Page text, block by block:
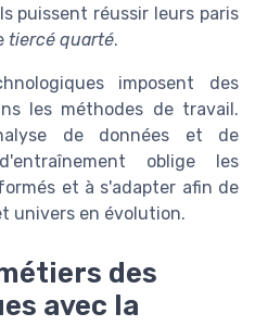
puissent réussir leurs paris
tiercé quarté.
imposent des
les méthodes de travail.
de données et de
oblige les
et à s'adapter afin de
univers en évolution.
des
avec la